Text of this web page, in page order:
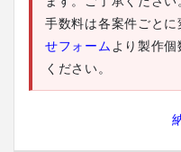
手数料は各案件ごとに
せフォーム より製作
ください。